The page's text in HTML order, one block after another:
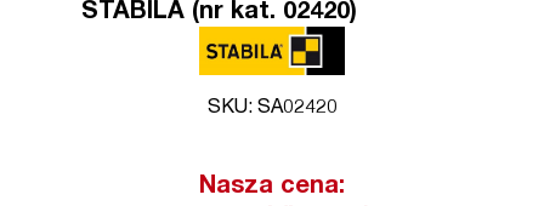
STABILA (nr kat. 02420)
SKU: SA02420
Nasza cena: